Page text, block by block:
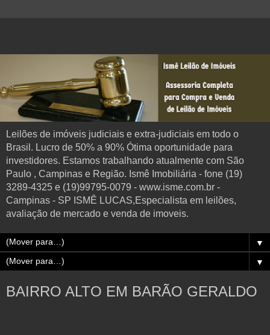
Leilões de imóveis judiciais e extra-judiciais em todo o
Brasil. Lucro de 50% a 90% Ótima oportunidade para
investidores. Estamos trabalhando atualmente com São
Paulo , Campinas e Região. Ismê Imobiliária - fone (19)
3289-4325 e (19)99795-0079 - www.isme.com.br -
Campinas - SP ISMÊ LUCAS,Especialista em leilões,
avaliação de mercado e venda de imoveis.
▼
▼
BAIRRO ALTO EM BARÃO GERALDO